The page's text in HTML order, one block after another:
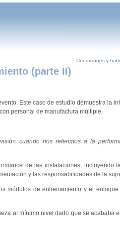
Condiciones y
(parte II)
Este caso de estudio demuestra la
personal de manufactura múltiple.
cuando nos referimos a la
de las instalaciones, incluyendo
y las responsabilidades de la
módulos de entrenamiento y el
al mínimo nivel dado que se acababa